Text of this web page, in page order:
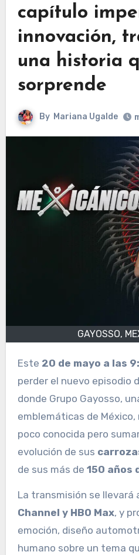
capítulo
innovación,
una historia
sorprende
By Mariana Ugalde
GAYOSSO,
Este 20 de mayo a las
perder el nuevo episodio
donde Grupo Gayosso,
emblemáticas de
poco conocida pero
evolución de sus
de sus más de 150 años
La transmisión se llevará
Channel y HBO Max, y
emoción, diseño
humano sobre un tema